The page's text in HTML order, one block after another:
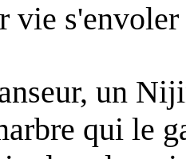
vie
un
qui le